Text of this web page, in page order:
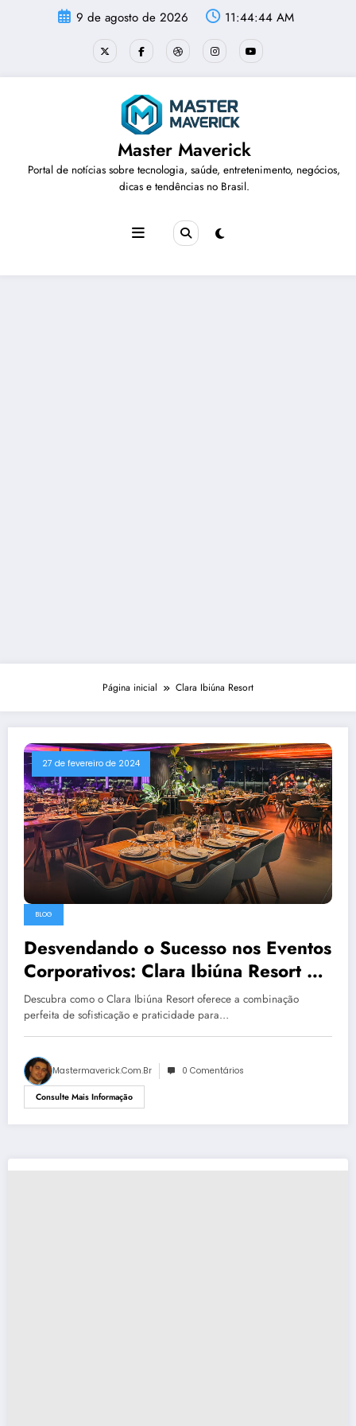
9 de agosto de 2026 11:44:44 AM
Master Maverick
Portal de notícias sobre tecnologia, saúde, entretenimento, negócios,
dicas e tendências no Brasil.
Página inicial Clara Ibiúna Resort
27 de fevereiro de 2024
BLOG
Desvendando o Sucesso nos Eventos
Corporativos: Clara Ibiúna Resort é a
Escolha Certa para Empresas
Sofisticadas
Descubra como o Clara Ibiúna Resort oferece a combinação
perfeita de sofisticação e praticidade para…
Mastermaverick.com.br 0 Comentários
Consulte Mais Informação